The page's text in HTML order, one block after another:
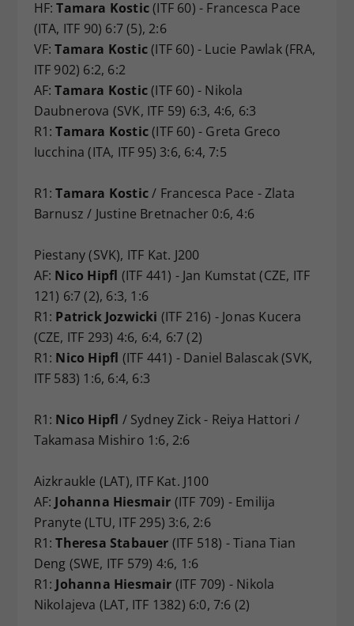
HF:Tamara Kostic(ITF 60) - Francesca Pace
(ITA, ITF 90) 6:7 (5), 2:6
VF:Tamara Kostic(ITF 60) - Lucie Pawlak (FRA,
ITF 902) 6:2, 6:2
AF:Tamara Kostic(ITF 60) - Nikola
Daubnerova (SVK, ITF 59) 6:3, 4:6, 6:3
R1:Tamara Kostic(ITF 60) - Greta Greco
Iucchina (ITA, ITF 95) 3:6, 6:4, 7:5
R1:Tamara Kostic/ Francesca Pace - Zlata
Barnusz / Justine Bretnacher 0:6, 4:6
Piestany (SVK), ITF Kat. J200
AF: Nico Hipfl (ITF 441) - Jan Kumstat (CZE, ITF
121) 6:7 (2), 6:3, 1:6
R1: Patrick Jozwicki (ITF 216) - Jonas Kucera
(CZE, ITF 293) 4:6, 6:4, 6:7 (2)
R1: Nico Hipfl (ITF 441) - Daniel Balascak (SVK,
ITF 583) 1:6, 6:4, 6:3
R1: Nico Hipfl / Sydney Zick - Reiya Hattori /
Takamasa Mishiro 1:6, 2:6
Aizkraukle (LAT), ITF Kat. J100
AF: Johanna Hiesmair (ITF 709) - Emilija
Pranyte (LTU, ITF 295) 3:6, 2:6
R1:Theresa Stabauer (ITF 518) - Tiana Tian
Deng (SWE, ITF 579) 4:6, 1:6
R1: Johanna Hiesmair (ITF 709) - Nikola
Nikolajeva (LAT, ITF 1382) 6:0, 7:6 (2)